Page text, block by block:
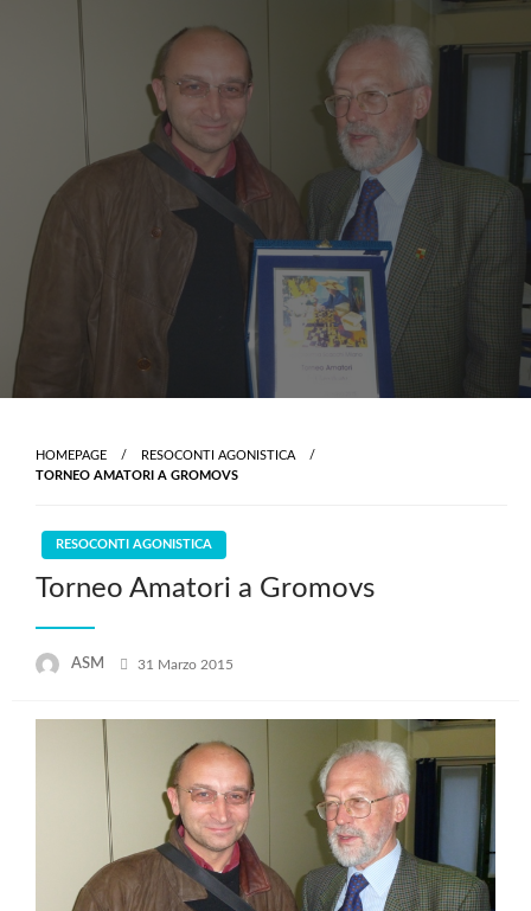
HOMEPAGE
RESOCONTI AGONISTICA
TORNEO AMATORI A GROMOVS
RESOCONTI AGONISTICA
Torneo Amatori a Gromovs
ASM
Posted
31 Marzo 2015